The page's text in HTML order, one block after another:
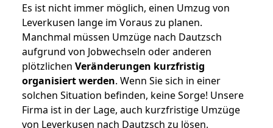
Es ist nicht immer möglich, einen Umzug von
Leverkusen lange im Voraus zu planen.
Manchmal müssen Umzüge nach Dautzsch
aufgrund von Jobwechseln oder anderen
plötzlichen Veränderungen kurzfristig
organisiert werden. Wenn Sie sich in einer
solchen Situation befinden, keine Sorge! Unsere
Firma ist in der Lage, auch kurzfristige Umzüge
von Leverkusen nach Dautzsch zu lösen.